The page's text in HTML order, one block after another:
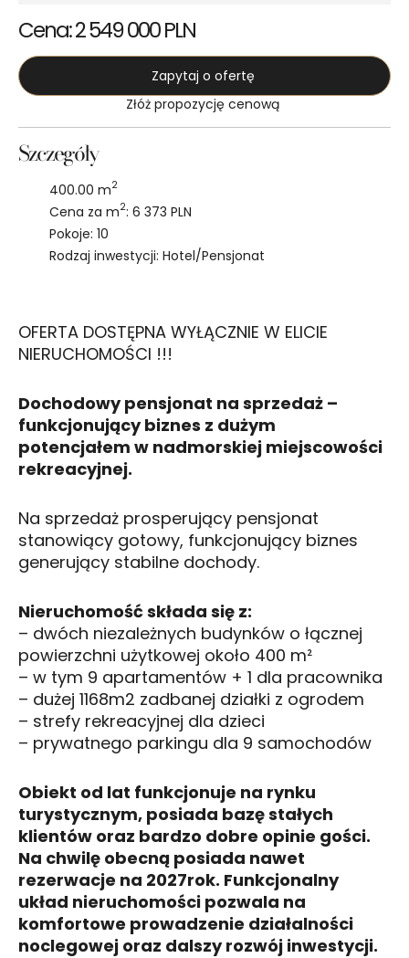
Cena: 2 549 000 PLN
Zapytaj o ofertę
Złóż propozycję cenową
Szczegóły
400.00 m2
Cena za m2: 6 373 PLN
Pokoje: 10
Rodzaj inwestycji: Hotel/Pensjonat
OFERTA DOSTĘPNA WYŁĄCZNIE W ELICIE
NIERUCHOMOŚCI !!!
Dochodowy pensjonat na sprzedaż –
funkcjonujący biznes z dużym
potencjałem w nadmorskiej miejscowości
rekreacyjnej.
Na sprzedaż prosperujący pensjonat
stanowiący gotowy, funkcjonujący biznes
generujący stabilne dochody.
Nieruchomość składa się z:
– dwóch niezależnych budynków o łącznej
powierzchni użytkowej około 400 m²
– w tym 9 apartamentów + 1 dla pracownika
– dużej 1168m2 zadbanej działki z ogrodem
– strefy rekreacyjnej dla dzieci
– prywatnego parkingu dla 9 samochodów
Obiekt od lat funkcjonuje na rynku
turystycznym, posiada bazę stałych
klientów oraz bardzo dobre opinie gości.
Na chwilę obecną posiada nawet
rezerwacje na 2027rok. Funkcjonalny
układ nieruchomości pozwala na
komfortowe prowadzenie działalności
noclegowej oraz dalszy rozwój inwestycji.